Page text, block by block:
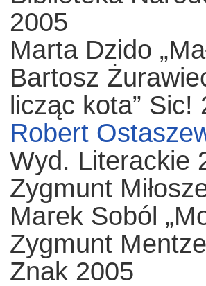
2005
Marta Dzido
Bartosz
licząc kota” Sic!
Robert
Wyd. Literackie
Zygmunt
Marek Soból
Zygmunt
Znak 2005